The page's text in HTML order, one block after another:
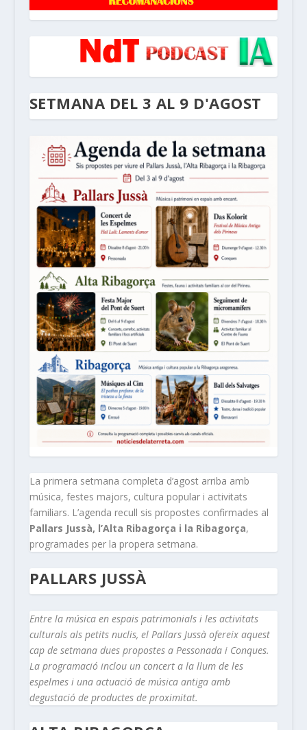
SETMANA DEL 3 AL 9 D'AGOST
La primera setmana completa d’agost arriba amb
música, festes majors, cultura popular i activitats
familiars. L’agenda recull sis propostes confirmades al
Pallars Jussà, l’Alta Ribagorça i la Ribagorça,
programades per la propera setmana.
PALLARS JUSSÀ
Entre la música en espais patrimonials i les activitats
culturals als petits nuclis, el Pallars Jussà ofereix aquest
cap de setmana dues propostes a Pessonada i Conques.
La programació inclou un concert a la llum de les
espelmes i una actuació de música antiga amb
degustació de productes de proximitat.